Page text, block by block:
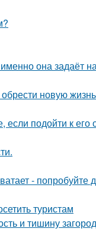
она задаёт
новую
подойти к
- попробуйте
туристам
и тишину